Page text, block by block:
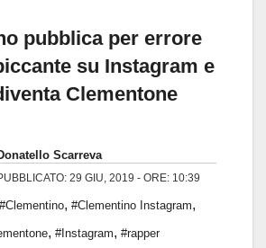
pubblica per errore
su Instagram e
Clementone
Scarreva
29 GIU, 2019 - ORE: 10:39
#Clementino, #Clementino Instagram,
, #Instagram, #rapper